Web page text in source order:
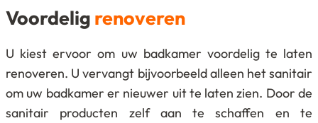
Voordelig renoveren
U kiest ervoor om uw badkamer voordelig te laten
renoveren. U vervangt bijvoorbeeld alleen het sanitair
om uw badkamer er nieuwer uit te laten zien. Door de
sanitair producten zelf aan te schaffen en te